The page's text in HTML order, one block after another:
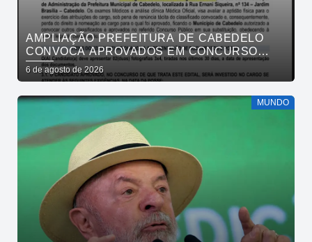
AMPLIAÇÃO PREFEITURA DE CABEDELO
CONVOCA APROVADOS EM CONCURSO
PÚBLICO DA SAÚDE PARA APRESENTAÇÃO
DE DOCUMENTOS
6 de agosto de 2026
MUNDO